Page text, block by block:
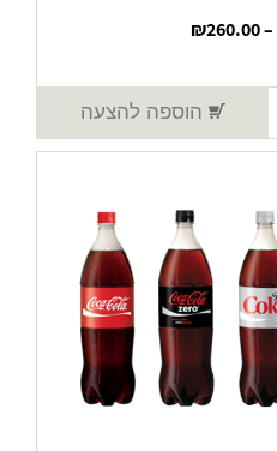
–
₪260.00
הוספה להצעה